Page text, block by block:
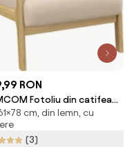
RON
Fotoliu din catifea
din lemn, cu
din arcuri în formă
și pernă, 61x78x76 cm, Bej |
cm, din lemn, cu
(3)